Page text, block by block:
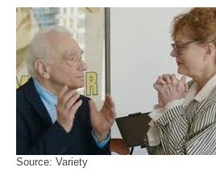
Source: Variety